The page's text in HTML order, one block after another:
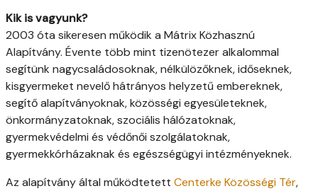
Kik is vagyunk?
2003 óta sikeresen működik a Mátrix Közhasznú
Alapítvány. Évente több mint tizenötezer alkalommal
segítünk nagycsaládosoknak, nélkülözőknek, időseknek,
kisgyermeket nevelő hátrányos helyzetű embereknek,
segítő alapítványoknak, közösségi egyesületeknek,
önkormányzatoknak, szociális hálózatoknak,
gyermekvédelmi és védőnői szolgálatoknak,
gyermekkórházaknak és egészségügyi intézményeknek.
Az alapítvány által működtetett Centerke Közösségi Tér,